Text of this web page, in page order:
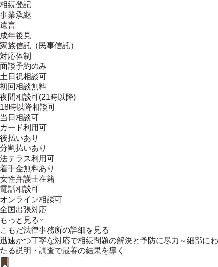
相続登記
事業承継
遺言
成年後見
家族信託（民事信託）
対応体制
面談予約のみ
土日祝相談可
初回相談無料
夜間相談可(21時以降)
18時以降相談可
当日相談可
カード利用可
後払いあり
分割払いあり
法テラス利用可
着手金無料あり
女性弁護士在籍
電話相談可
オンライン相談可
全国出張対応
もっと見る
こもだ法律事務所の詳細を見る
迅速かつ丁寧な対応で相続問題の解決と予防に尽力～細部にわ
たる説明・調査で最善の結果を導く